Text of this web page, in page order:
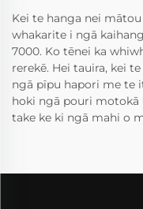
Kei te hanga nei
whakarite i ngā
7000. Ko tēnei ka
rerekē. Hei tauira, kei
ngā pīpu hapori me te
hoki ngā pouri motokā
take ke ki ngā mahi o